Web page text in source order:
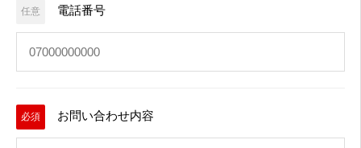
任意 電話番号
必須 お問い合わせ内容